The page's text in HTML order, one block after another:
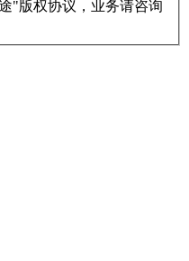
"版权协议，业务请咨询